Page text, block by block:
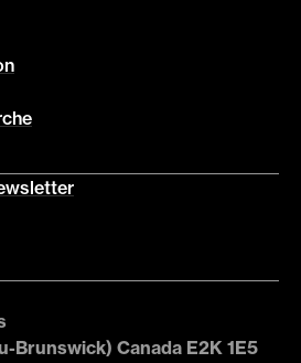
Brunswick) Canada E2K 1E5